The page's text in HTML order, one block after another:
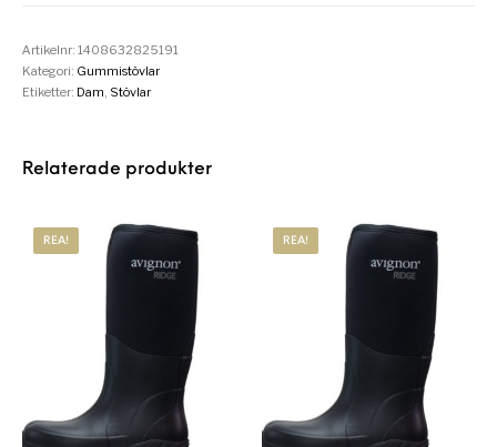
Artikelnr:1408632825191
Kategori: Gummistövlar
Etiketter: Dam Stövlar
Relaterade produkter
REA! REA!